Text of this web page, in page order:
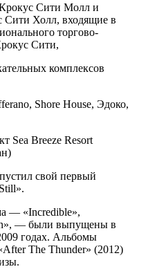
Сити Молл и
Сити Холл, входящие в
торгово-
Сити,
комплексов
Shore House, Эдоко,
Sea Breeze Resort
свой первый
― «Incredible»,
― были выпущены в
годах. Альбомы
The Thunder» (2012)